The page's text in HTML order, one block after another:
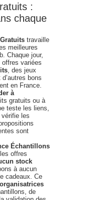
:
chaque
travaille
meilleures
Chaque jour,
variées
, des jeux
bons
en France.
à
gratuits ou à
teste les liens,
les
sont
Échantillons
offres
stock
à aucun
cadeaux. Ce
de